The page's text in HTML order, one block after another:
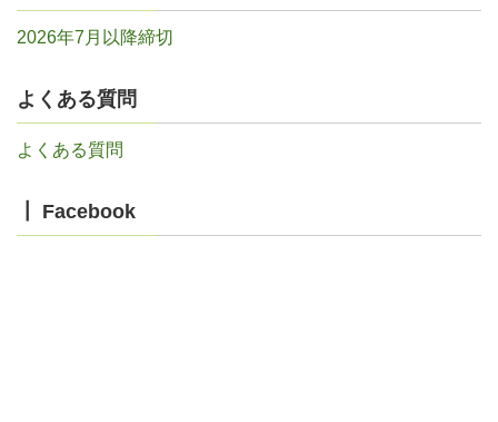
2026年7月以降締切
よくある質問
よくある質問
┃ Facebook